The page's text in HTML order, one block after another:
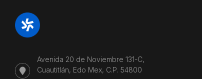
Avenida 20 de Noviembre 131-C,
Cuautitlán, Edo Mex, C.P. 54800